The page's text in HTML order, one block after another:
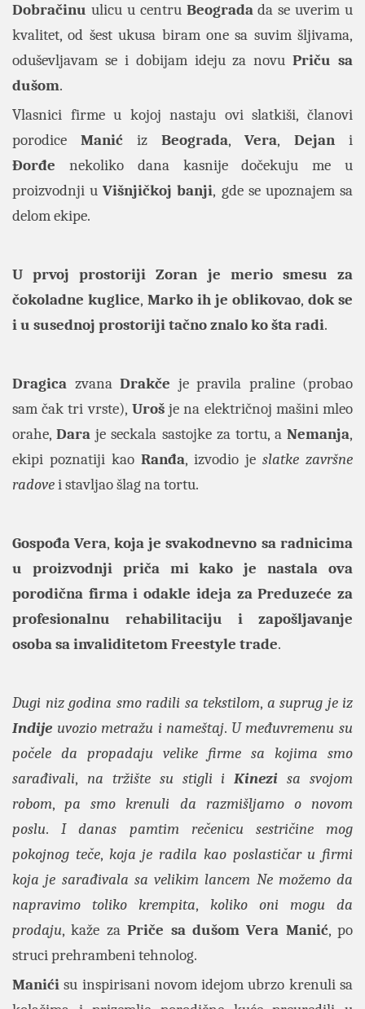
Dobračinu ulicu u centru Beogradada se uverim u
kvalitet, od šest ukusa biram one sa suvim šljivama,
oduševljavam se i dobijam ideju za novuPriču sa
dušom.
Vlasnici firme u kojoj nastaju ovi slatkiši, članovi
porodice Manić iz Beograda, Vera, Dejan i
Đorđe nekoliko dana kasnije dočekuju me u
proizvodnji uVišnjičkoj banji, gde se upoznajem sa
delom ekipe.
U prvoj prostoriji Zoran je merio smesu za
čokoladne kuglice, Marko ih je oblikovao, dok se
i u susednoj prostoriji tačno znalo ko šta radi.
Dragica zvana Drakče je pravila praline (probao
sam čak tri vrste), Urošje na električnoj mašini mleo
orahe,Dara je seckala sastojke za tortu, a Nemanja,
ekipi poznatiji kao Ranđa, izvodio je slatke završne
radovei stavljao šlag na tortu.
Gospođa Vera, koja je svakodnevno sa radnicima
u proizvodnji priča mi kako je nastala ova
porodična firma i odakle ideja za Preduzeće za
profesionalnu rehabilitaciju i zapošljavanje
osoba sa invaliditetom Freestyle trade.
Dugi niz godina smo radili sa tekstilom, a suprug je iz
Indije uvozio metražu i nameštaj. U međuvremenu su
počele da propadaju velike firme sa kojima smo
sarađivali, na tržište su stigli iKinezisa svojom
robom,pa smo krenuli da razmišljamo o novom
poslu.I danas pamtim rečenicu sestričine mog
pokojnog teče, koja je radila kao poslastičar u firmi
koja je sarađivala sa velikim lancem Ne možemo da
napravimo toliko krempita, koliko oni mogu da
prodaju, kaže zaPriče sa dušom Vera Manić, po
struci prehrambeni tehnolog.
Manići su inspirisani novom idejom ubrzo krenuli sa